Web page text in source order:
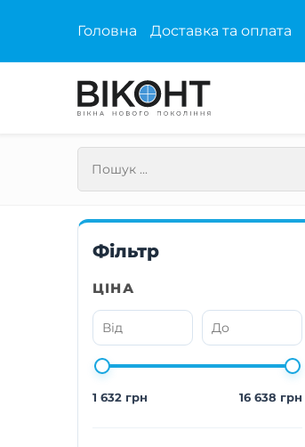
Головна Доставка та оплата
Фільтр
ЦІНА
1 632 грн 16 638 грн